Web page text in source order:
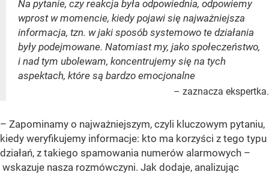
Na pytanie, czy reakcja była odpowiednia, odpowiemy
wprost w momencie, kiedy pojawi się najważniejsza
informacja, tzn. w jaki sposób systemowo te działania
były podejmowane. Natomiast my, jako społeczeństwo,
i nad tym ubolewam, koncentrujemy się na tych
aspektach, które są bardzo emocjonalne
– zaznacza ekspertka.
– Zapominamy o najważniejszym, czyli kluczowym pytaniu,
kiedy weryfikujemy informacje: kto ma korzyści z tego typu
działań, z takiego spamowania numerów alarmowych –
wskazuje nasza rozmówczyni. Jak dodaje, analizując